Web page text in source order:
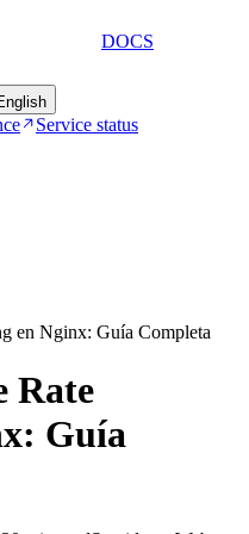
DOCS
Service status
en Nginx: Guía Completa
Rate
Guía